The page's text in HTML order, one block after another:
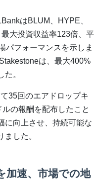
はBLUM、HYPE、
大投資収益率123倍、平
パフォーマンスを示しま
は、最大400%
。
35回のエアドロップキ
の報酬を配布したこと
に向上させ、持続可能な
した。
加速、市場での地